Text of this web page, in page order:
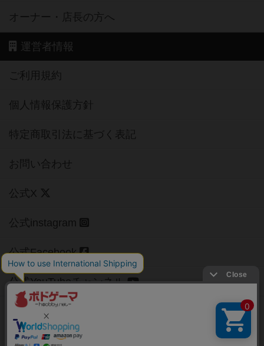
オーナー・店長の方へ
運営者情報
ご利用規約
個人情報保護方針
特定商取引法に基づく表記
お問い合わせ
公式X
公式instagram
公式Facebook
公式YouTubeチャンネル